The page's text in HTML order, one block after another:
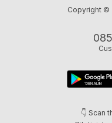
👇 Scan
Copyright ©